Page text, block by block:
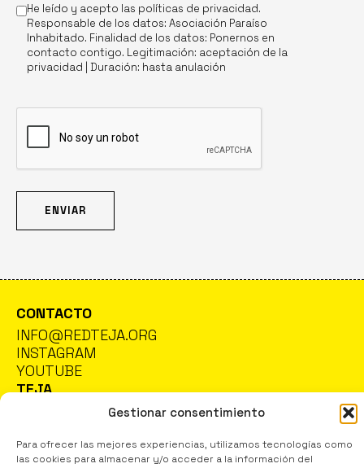
Gestionar consentimiento
Para ofrecer las mejores experiencias, utilizamos tecnologías como
las cookies para almacenar y/o acceder a la información del
He leído y acepto las políticas de privacidad.
Responsable de los datos: Asociación Paraíso
Inhabitado. Finalidad de los datos: Ponernos en
contacto contigo. Legitimación: aceptación de la
privacidad | Duración: hasta anulación
CONTACTO
INFO@REDTEJA.ORG
INSTAGRAM
YOUTUBE
TEJA
RED DE ESPACIOS CULTURALES EN APOYO A
POLÍTICA DE PRIVACIDAD
POLÍTICA DE COOKIES